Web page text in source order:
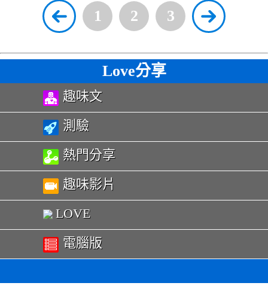
1 2 3
Love分享
趣味文
測驗
熱門分享
趣味影片
LOVE
電腦版